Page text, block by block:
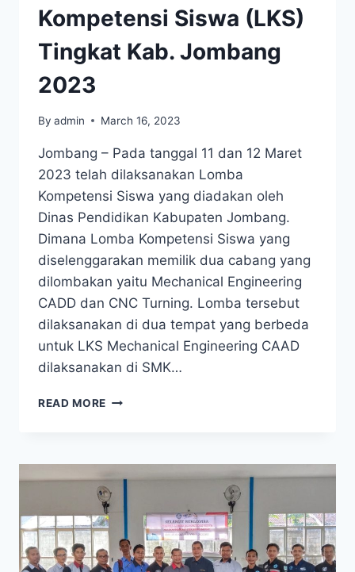
Kompetensi Siswa (LKS)
Tingkat Kab. Jombang
2023
By admin March 16, 2023
Jombang – Pada tanggal 11 dan 12 Maret
2023 telah dilaksanakan Lomba
Kompetensi Siswa yang diadakan oleh
Dinas Pendidikan Kabupaten Jombang.
Dimana Lomba Kompetensi Siswa yang
diselenggarakan memilik dua cabang yang
dilombakan yaitu Mechanical Engineering
CADD dan CNC Turning. Lomba tersebut
dilaksanakan di dua tempat yang berbeda
untuk LKS Mechanical Engineering CAAD
dilaksanakan di SMK…
READ MORE